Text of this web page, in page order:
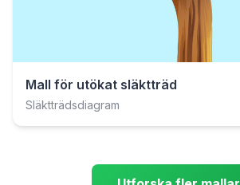
Mall för utökat släktträd
Släktträdsdiagram